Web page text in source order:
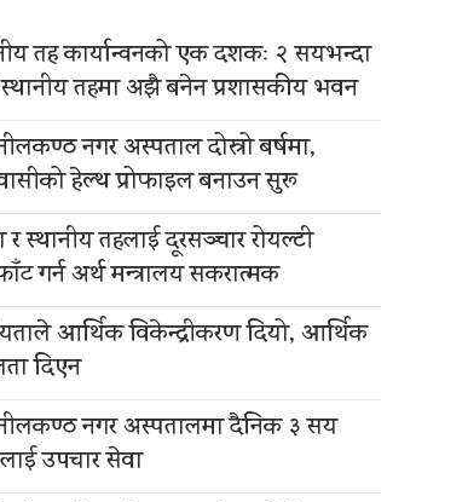
तह कार्यान्वनको एक दशकः २ सयभन्दा
तहमा अझै बनेन प्रशासकीय भवन
नगर अस्पताल दोस्रो बर्षमा,
हेल्थ प्रोफाइल बनाउन सुरू
र स्थानीय तहलाई दूरसञ्चार रोयल्टी
गर्न अर्थ मन्त्रालय सकरात्मक
आर्थिक विकेन्द्रीकरण दियो, आर्थिक
दिएन
नगर अस्पतालमा दैनिक ३ सय
उपचार सेवा